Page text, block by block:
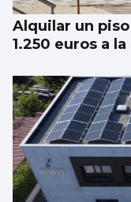
Alquilar un
1.250 euros a